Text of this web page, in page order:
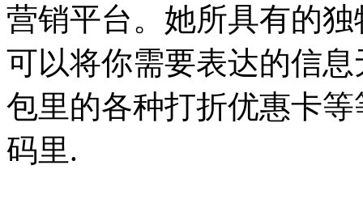
营销平台。她所具有的
可以将你需要表达的信
包里的各种打折优惠卡
码里.